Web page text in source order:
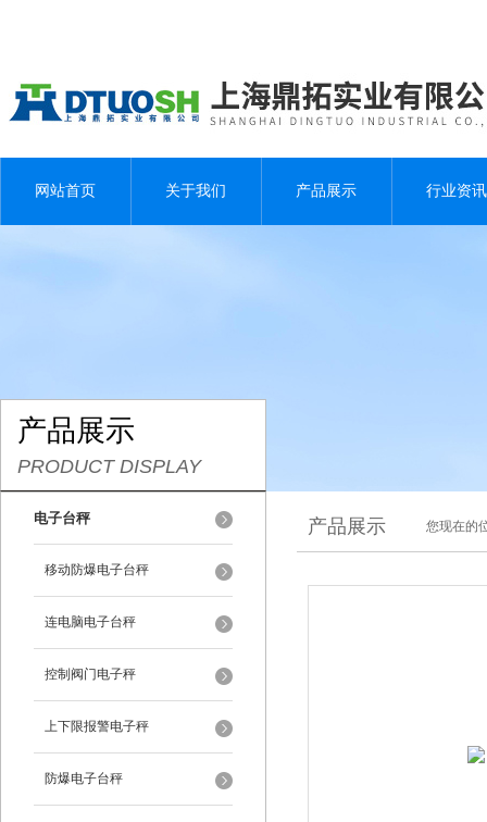
网站首页 关于我们 产品展示 行业资讯
产品展示
PRODUCT DISPLAY
电子台秤
移动防爆电子台秤
连电脑电子台秤
控制阀门电子秤
上下限报警电子秤
防爆电子台秤
产品展示 您现在的